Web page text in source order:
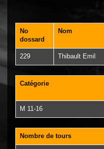
No
dossard
Nom
229 Thibault Emil
Catégorie
M 11-16
Nombre de tours